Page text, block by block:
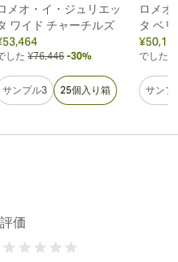
メオ・イ・ジュリエッ
ワイド チャーチルズ
した ¥76,446 -30%
サンプル3 25個入り箱
ロメオ
タ ベ
でした
サンプ
価